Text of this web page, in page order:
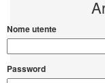
Nome utente
Password